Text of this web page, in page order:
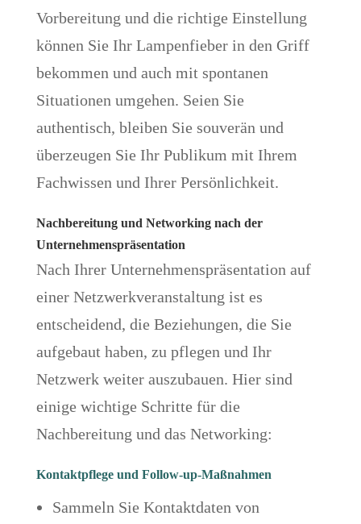
Vorbereitung und die richtige Einstellung
können Sie Ihr Lampenfieber in den Griff
bekommen und auch mit spontanen
Situationen umgehen. Seien Sie
authentisch, bleiben Sie souverän und
überzeugen Sie Ihr Publikum mit Ihrem
Fachwissen und Ihrer Persönlichkeit.
Nachbereitung und Networking nach der
Unternehmenspräsentation
Nach Ihrer Unternehmenspräsentation auf
einer Netzwerkveranstaltung ist es
entscheidend, die Beziehungen, die Sie
aufgebaut haben, zu pflegen und Ihr
Netzwerk weiter auszubauen. Hier sind
einige wichtige Schritte für die
Nachbereitung und das Networking:
Kontaktpflege und Follow-up-Maßnahmen
Sammeln Sie Kontaktdaten von